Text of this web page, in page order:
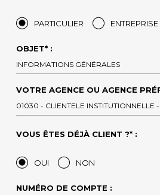
PARTICULIER ENTREPRISE
OBJET* :
INFORMATIONS GÉNÉRALES
VOTRE AGENCE OU AGENCE
01030 - CLIENTELE INSTITUTIONNELLE
VOUS ÊTES DÉJÀ CLIENT ?* :
OUI NON
NUMÉRO DE COMPTE :